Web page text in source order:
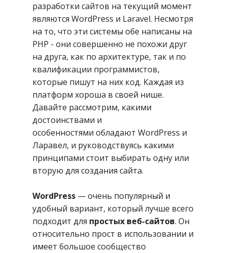
разработки сайтов на текущий момент
являются WordPress и Laravel. Несмотря
на то, что эти системы обе написаны на
PHP - они совершенно не похожи друг
на друга, как по архитектуре, так и по
квалификации программистов,
которые пишут на них код. Каждая из
платформ хороша в своей нише.
Давайте рассмотрим, какими
достоинствами и
особенностями обладают WordPress и
Ларавел, и руководствуясь какими
принципами стоит выбирать одну или
вторую для создания сайта.
WordPress — очень популярный и
удобный вариант, который лучше всего
подходит для простых веб-сайтов. Он
относительно прост в использовании и
имеет большое сообщество